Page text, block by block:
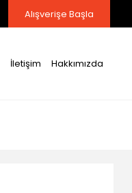
Alışverişe Başla
İletişim Hakkımızda